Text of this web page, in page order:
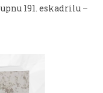
191. eskadrilu –